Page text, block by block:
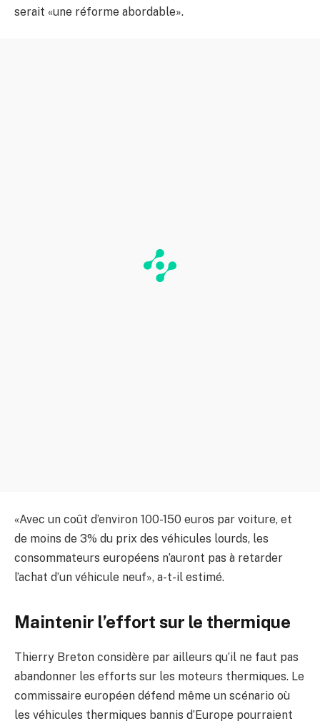
serait «une réforme abordable».
«Avec un coût d’environ 100-150 euros par voiture, et
de moins de 3% du prix des véhicules lourds, les
consommateurs européens n’auront pas à retarder
l’achat d’un véhicule neuf», a-t-il estimé.
Maintenir l’effort sur le thermique
Thierry Breton considère par ailleurs qu’il ne faut pas
abandonner les efforts sur les moteurs thermiques. Le
commissaire européen défend même un scénario où
les véhicules thermiques bannis d’Europe pourraient